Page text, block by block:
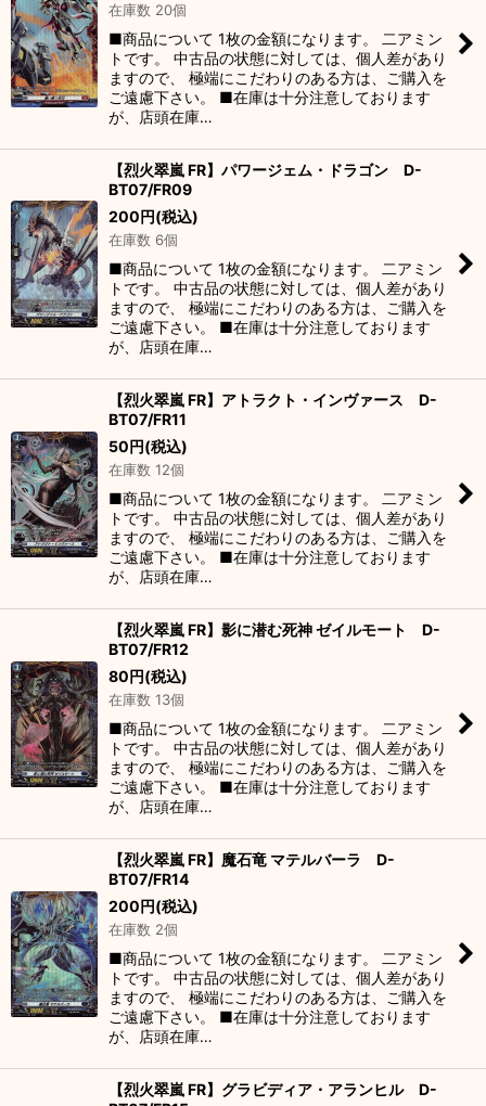
在庫数 20個
■商品について 1枚の金額になります。 二アミン
トです。 中古品の状態に対しては、個人差があり
ますので、 極端にこだわりのある方は、ご購入を
ご遠慮下さい。 ■在庫は十分注意しております
が、店頭在庫…
【烈火翠嵐 FR】パワージェム・ドラゴン D-
BT07/FR09
200円(税込)
在庫数 6個
■商品について 1枚の金額になります。 二アミン
トです。 中古品の状態に対しては、個人差があり
ますので、 極端にこだわりのある方は、ご購入を
ご遠慮下さい。 ■在庫は十分注意しております
が、店頭在庫…
【烈火翠嵐 FR】アトラクト・インヴァース D-
BT07/FR11
50円(税込)
在庫数 12個
■商品について 1枚の金額になります。 二アミン
トです。 中古品の状態に対しては、個人差があり
ますので、 極端にこだわりのある方は、ご購入を
ご遠慮下さい。 ■在庫は十分注意しております
が、店頭在庫…
【烈火翠嵐 FR】影に潜む死神 ゼイルモート D-
BT07/FR12
80円(税込)
在庫数 13個
■商品について 1枚の金額になります。 二アミン
トです。 中古品の状態に対しては、個人差があり
ますので、 極端にこだわりのある方は、ご購入を
ご遠慮下さい。 ■在庫は十分注意しております
が、店頭在庫…
【烈火翠嵐 FR】魔石竜 マテルバーラ D-
BT07/FR14
200円(税込)
在庫数 2個
■商品について 1枚の金額になります。 二アミン
トです。 中古品の状態に対しては、個人差があり
ますので、 極端にこだわりのある方は、ご購入を
ご遠慮下さい。 ■在庫は十分注意しております
が、店頭在庫…
【烈火翠嵐 FR】グラビディア・アランヒル D-